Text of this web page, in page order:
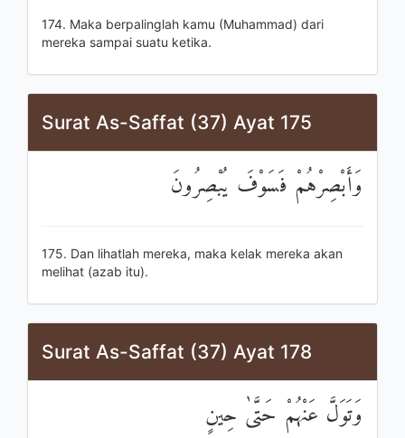
174. Maka berpalinglah kamu (Muhammad) dari
mereka sampai suatu ketika.
Surat As-Saffat (37) Ayat 175
وَأَبْصِرْهُمْ فَسَوْفَ يُبْصِرُونَ
175. Dan lihatlah mereka, maka kelak mereka akan
melihat (azab itu).
Surat As-Saffat (37) Ayat 178
وَتَوَلَّ عَنْهُمْ حَتَّىٰ حِينٍ